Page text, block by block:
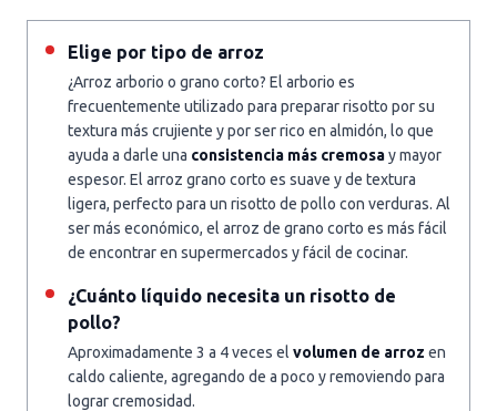
Elige por tipo de arroz
¿Arroz arborio o grano corto? El arborio es
frecuentemente utilizado para preparar risotto por su
textura más crujiente y por ser rico en almidón, lo que
ayuda a darle una consistencia más cremosay mayor
espesor. El arroz grano corto es suave y de textura
ligera, perfecto para un risotto de pollo con verduras. Al
ser más económico, el arroz de grano corto es más fácil
de encontrar en supermercados y fácil de cocinar.
¿Cuánto líquido necesita un risotto de
pollo?
Aproximadamente 3 a 4 veces el volumen de arroz en
caldo caliente, agregando de a poco y removiendo para
lograr cremosidad.